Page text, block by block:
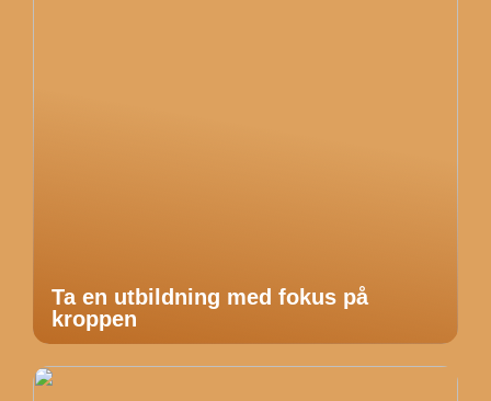
Ta en utbildning med fokus på
kroppen